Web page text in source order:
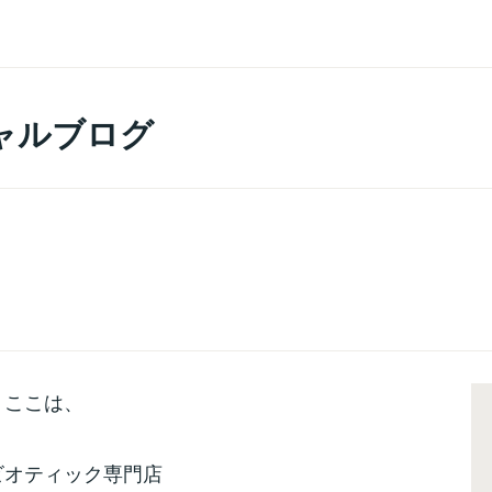
ルブログ
ここは、
ティック専門店